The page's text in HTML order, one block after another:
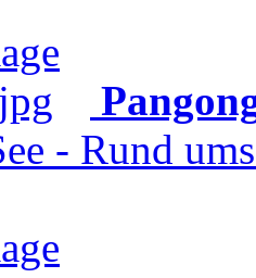
- Rund